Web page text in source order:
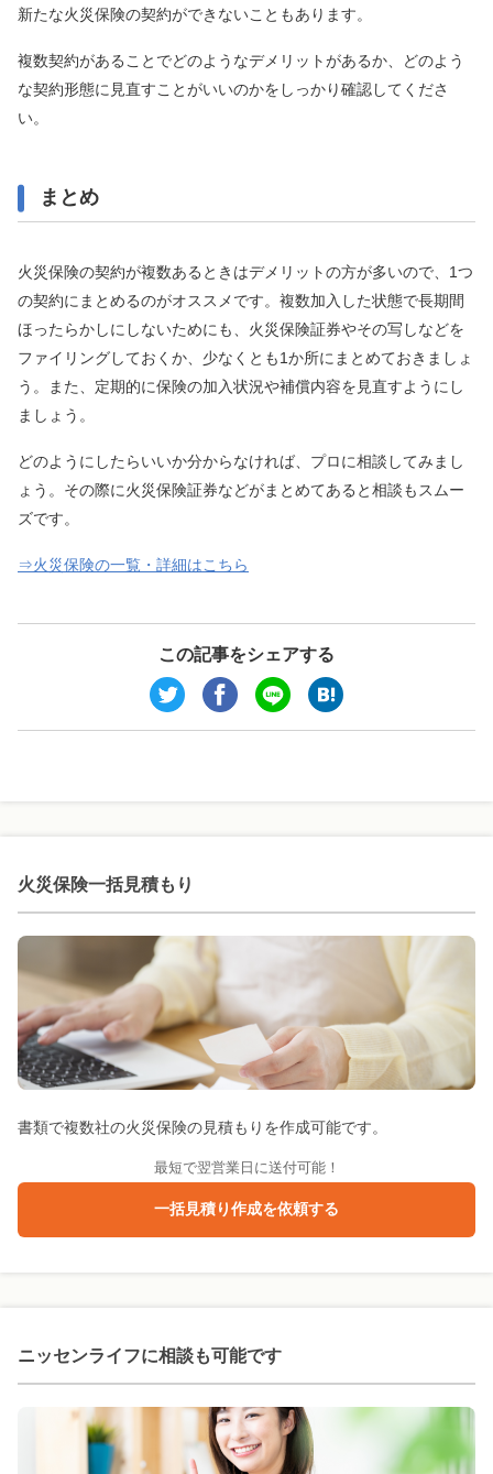
新たな火災保険の契約ができないこともあります。
複数契約があることでどのようなデメリットがあるか、どのよう
な契約形態に見直すことがいいのかをしっかり確認してくださ
い。
まとめ
火災保険の契約が複数あるときはデメリットの方が多いので、1つ
の契約にまとめるのがオススメです。複数加入した状態で長期間
ほったらかしにしないためにも、火災保険証券やその写しなどを
ファイリングしておくか、少なくとも1か所にまとめておきましょ
う。また、定期的に保険の加入状況や補償内容を見直すようにし
ましょう。
どのようにしたらいいか分からなければ、プロに相談してみまし
ょう。その際に火災保険証券などがまとめてあると相談もスムー
ズです。
⇒火災保険の一覧・詳細はこちら
この記事をシェアする
火災保険一括見積もり
書類で複数社の火災保険の見積もりを作成可能です。
最短で翌営業日に送付可能！
一括見積り作成を依頼する
ニッセンライフに相談も可能です